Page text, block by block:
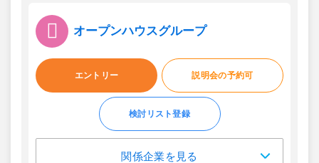
オープンハウスグループ
エントリー 説明会の予約可
検討リスト登録
関係企業を見る